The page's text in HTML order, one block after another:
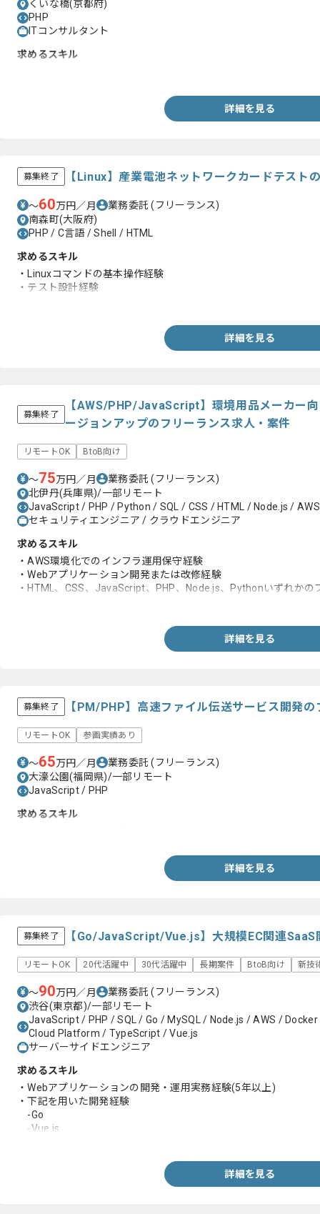
くいな橋(京都府)
PHP
ITコンサルタント
求めるスキル
詳細を見る
募集終了 【Linux】産業電池ネットワークカードテスト
〜60万円／月 業務委託(フリーランス)
南森町(大阪府)
PHP / C言語 / Shell / HTML
求めるスキル
・Linuxコマンドの基本操作経験
・テスト設計経験
詳細を見る
募集終了
【AWS/PHP/JavaScript】環境用品メーカー
ージョンアップのフリーランス求人・案件
リモートOK BtoB向け
〜75万円／月 業務委託(フリーランス)
北伊丹(兵庫県)/一部リモート
JavaScript / PHP / Python / SQL / CSS / HTML / Node.js / AWS
セキュリティエンジニア / クラウドエンジニア
求めるスキル
・AWS環境化でのインフラ運用保守経験
・Webアプリケーション開発または改修経験
・HTML、CSS、JavaScript、PHP、Node.js、Pythonいずれか
詳細を見る
募集終了 【PM/PHP】高速ファイル伝送サービス開発
リモートOK 参画実績あり
〜65万円／月 業務委託(フリーランス)
大濠公園(福岡県)/一部リモート
JavaScript / PHP
求めるスキル
詳細を見る
募集終了 【Go/JavaScript/Vue.js】大規模EC関連
リモートOK 20代活躍中 30代活躍中 長期案件 BtoB向け 新技
〜90万円／月 業務委託(フリーランス)
渋谷(東京都)/一部リモート
JavaScript / PHP / SQL / Go / MySQL / Node.js / AWS /
Cloud Platform / TypeScript / Vue.js
サーバーサイドエンジニア
求めるスキル
・Webアプリケーションの開発・運用実務経験(5年以上)
・下記を用いた開発経験
-Go
-Vue.js
・XSSやCSRFやSQL Injectionなどのセキュリティ対策に対する
詳細を見る